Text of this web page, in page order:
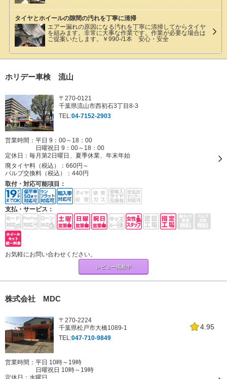
タイヤとホイールの隙間の汚れを丁寧に清掃
エアー漏れの原因になる汚れを丁寧に清掃してからタイヤ
を組みます。非常に大事な作業です。作業が必要な場合は
ご提案いたします。￥990-/1本 安心・安全
ホリデー車検 流山
〒270-0121
千葉県流山市西初石3丁目8-3
TEL:04-7152-2903
営業時間：平日 9：00～18：00
日曜祝日 9：00～18：00
定休日： 毎月第2日曜日、夏季休業、年末年始
廃タイヤ料（税込）： 660円～
バルブ交換料（税込）： 440円
取付・対応可能項目：
支払・サービス：
お気軽にお問い合わせください。
レビュー掲載中
株式会社 MDC
4.95
〒270-2224
千葉県松戸市大橋1089-1
TEL:047-710-9849
営業時間：平日 10時～19時
日曜祝日 10時～19時
定休日： 水曜日